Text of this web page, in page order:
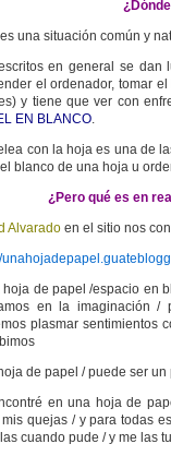
una situación común y
en general se dan
el ordenador, tomar
y tiene que ver con
EN BLANCO.
con la hoja es una de
blanco de una hoja u
¿Pero qué es en
Alvarado en el sitio nos
hoja de papel /espacio en
en la imaginación /
plasmar sentimientos
de papel / puede ser
en una hoja de
quejas / y para todas
cuando pude / y me las